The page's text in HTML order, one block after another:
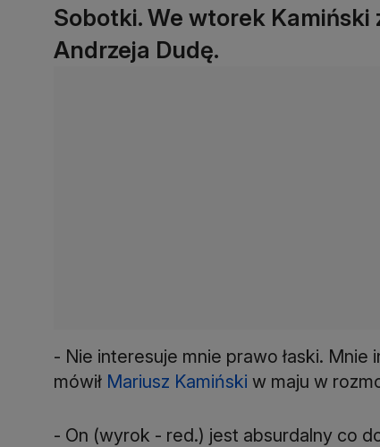
Sobotki. We wtorek Kamiński
Andrzeja Dudę.
- Nie interesuje mnie prawo łaski.
mówił Mariusz Kamiński w maju w
- On (wyrok - red.) jest absurdalny co